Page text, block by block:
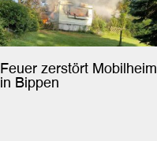
Feuer zerstört Mobilheim
in Bippen